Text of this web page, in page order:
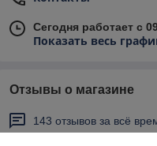
Сегодня работает с
Показать весь
Отзывы о магазине
143 отзывов за всё